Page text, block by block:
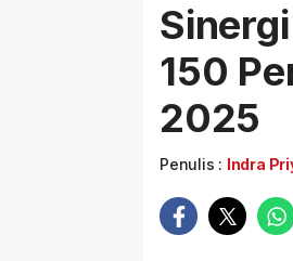
150
2025
Penulis : Indra